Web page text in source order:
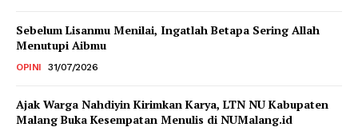
Sebelum Lisanmu Menilai, Ingatlah Betapa Sering Allah
Menutupi Aibmu
OPINI 31/07/2026
Ajak Warga Nahdiyin Kirimkan Karya, LTN NU Kabupaten
Malang Buka Kesempatan Menulis di NUMalang.id